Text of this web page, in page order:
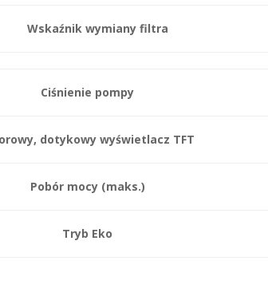
Wskaźnik wymiany filtra
Ciśnienie pompy
dotykowy wyświetlacz TFT
Pobór mocy (maks.)
Tryb Eko